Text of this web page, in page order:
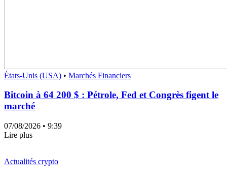
États-Unis (USA) • Marchés Financiers
Bitcoin à 64 200 $ : Pétrole, Fed et Congrès figent le
marché
07/08/2026 • 9:39
Lire plus
Actualités crypto